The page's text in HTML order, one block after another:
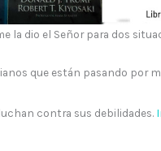
la dio el Señor para dos
que están pasando por
contra sus debilidades.